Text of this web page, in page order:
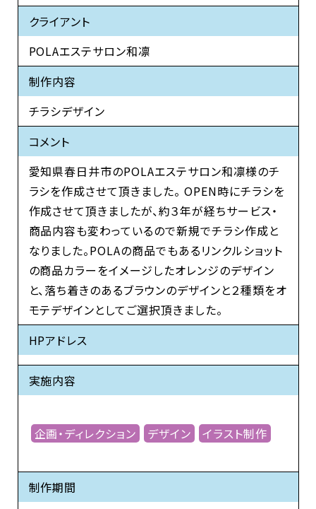
クライアント
POLAエステサロン和凛
制作内容
チラシデザイン
コメント
愛知県春日井市のPOLAエステサロン和凛様のチ
ラシを作成させて頂きました。 OPEN時にチラシを
作成させて頂きましたが、約３年が経ちサービス・
商品内容も変わっているので新規でチラシ作成と
なりました。POLAの商品でもあるリンクルショット
の商品カラーをイメージしたオレンジのデザイン
と、落ち着きのあるブラウンのデザインと２種類をオ
モテデザインとしてご選択頂きました。
HPアドレス
実施内容
企画・ディレクション デザイン イラスト制作
制作期間